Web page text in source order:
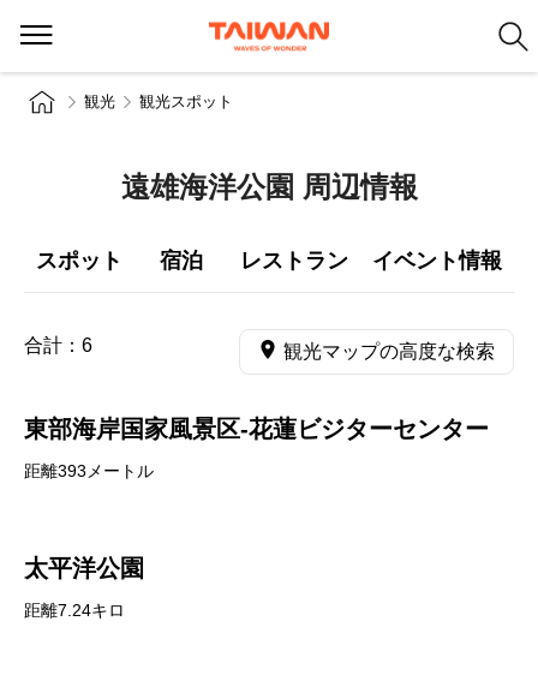
観光 観光スポット
遠雄海洋公園 周辺情報
スポット 宿泊 レストラン イベント情報
合計： 6 観光マップの高度な検索
東部海岸国家風景区-花蓮ビジターセンター
距離393メートル
太平洋公園
距離7.24キロ